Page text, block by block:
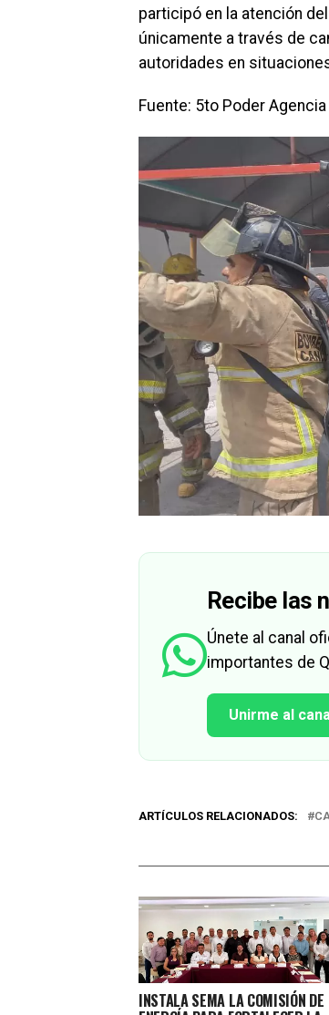
participó en la atención
únicamente a través de
autoridades en
Fuente: 5to Poder
Recibe las
Únete al canal
importantes de
Unirme al
ARTÍCULOS RELACIONADOS:
INSTALA SEMA LA COMISIÓN DE